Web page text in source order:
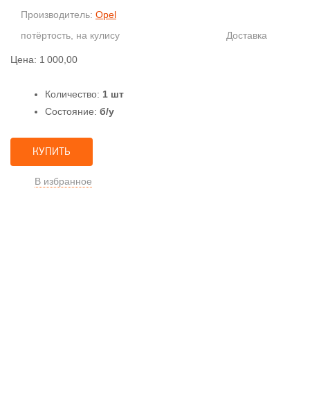
Производитель: Opel
потёртость, на кулису
Доставка
Цена: 1 000,00
Количество: 1 шт
Состояние: б/у
КУПИТЬ
В избранное